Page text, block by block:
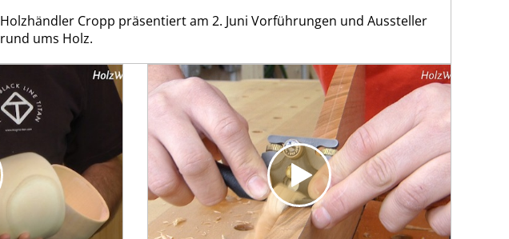
Holzhändler Cropp präsentiert am 2. Juni Vorführungen und Aussteller
rund ums Holz.